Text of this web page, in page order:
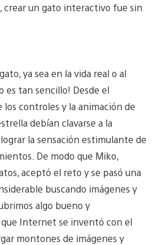
crear un gato interactivo fue sin
ya sea en la vida real o al
es tan sencillo! Desde el
los controles y la animación de
debían clavarse a la
la sensación estimulante de
De modo que Miko,
aceptó el reto y se pasó una
buscando imágenes y
algo bueno y
Internet se inventó con el
montones de imágenes y